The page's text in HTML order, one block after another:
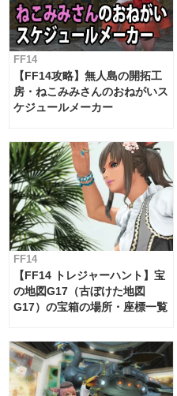
FF14
【FF14攻略】無人島の開拓工
房・ねこみみさんのおねがいス
ケジュールメーカー
FF14
【FF14 トレジャーハント】宝
の地図G17（古ぼけた地図
G17）の宝箱の場所・座標一覧